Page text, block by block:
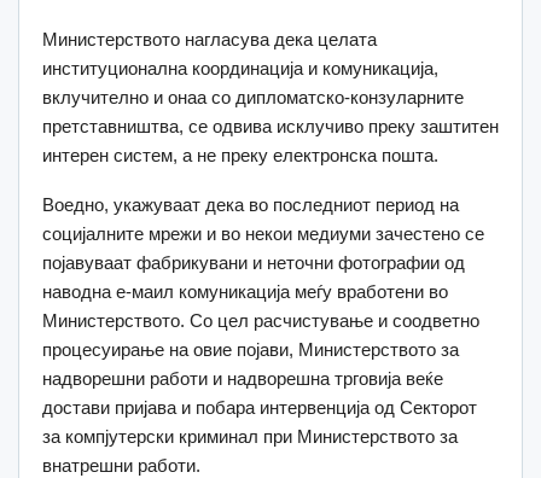
Министерството нагласува дека целата
институционална координација и комуникација,
вклучително и онаа со дипломатско-конзуларните
претставништва, се одвива исклучиво преку заштитен
интерен систем, а не преку електронска пошта.
Воедно, укажуваат дека во последниот период на
социјалните мрежи и во некои медиуми зачестено се
појавуваат фабрикувани и неточни фотографии од
наводна е-маил комуникација меѓу вработени во
Министерството. Со цел расчистување и соодветно
процесуирање на овие појави, Министерството за
надворешни работи и надворешна трговија веќе
достави пријава и побара интервенција од Секторот
за компјутерски криминал при Министерството за
внатрешни работи.